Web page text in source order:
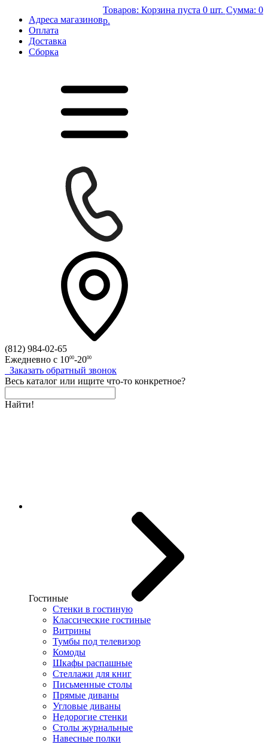
Адреса магазинов
Оплата
Доставка
Сборка
Товаров: Корзина пуста 0 шт. Сумма: 0
р.
(812) 984-02-65
Ежедневно с 1000-2000
Заказать обратный звонок
Весь каталог или ищите что-то конкретное?
Найти!
Гостиные
Стенки в гостиную
Классические гостиные
Витрины
Тумбы под телевизор
Комоды
Шкафы распашные
Стеллажи для книг
Письменные столы
Прямые диваны
Угловые диваны
Недорогие стенки
Столы журнальные
Навесные полки